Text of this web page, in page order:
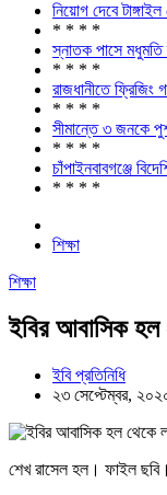
নিয়োগ দেবে
* * * *
স্নাতক পাসে মধুমতি
* * * *
রাজধানীতে ফ্রিজিং
* * * *
সীমান্তে ৩ জনকে
* * * *
চাঁপাইনবাবগঞ্জে
* * * *
শিক্ষা
শিক্ষা
ইবির আবাসিক হল
ইবি প্রতিনিধি
২৩ সেপ্টেম্বর,
শেখ রাসেল হল। ফাইল ছবি।